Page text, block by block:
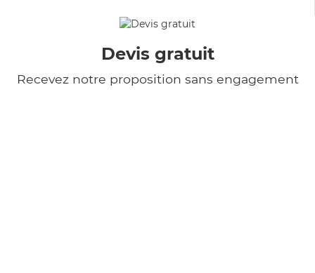
Devis gratuit
Recevez notre proposition sans engagement